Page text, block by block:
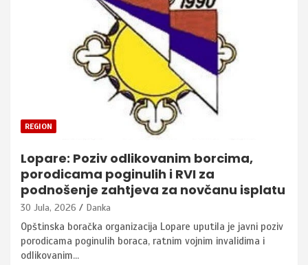
REGION
Lopare: Poziv odlikovanim borcima,
porodicama poginulih i RVI za
podnošenje zahtjeva za novčanu isplatu
30 Jula, 2026 Danka
Opštinska boračka organizacija Lopare uputila je javni poziv
porodicama poginulih boraca, ratnim vojnim invalidima i
odlikovanim…